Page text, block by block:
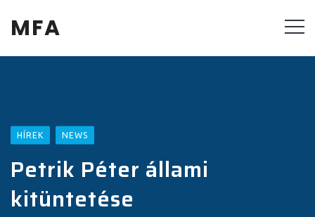
MFA
HÍREK NEWS
Petrik Péter állami
kitüntetése